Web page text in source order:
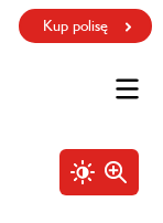
Kup polisę